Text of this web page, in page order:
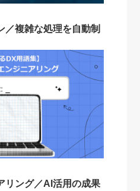
／複雑な処理を自動制
リング／AI活用の成果